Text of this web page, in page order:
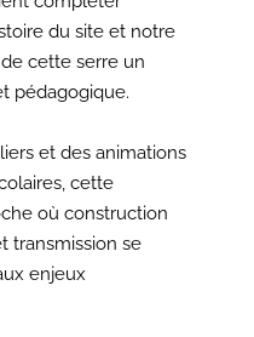
du site et notre
cette serre un
pédagogique.
et des animations
cette
où construction
transmission se
enjeux